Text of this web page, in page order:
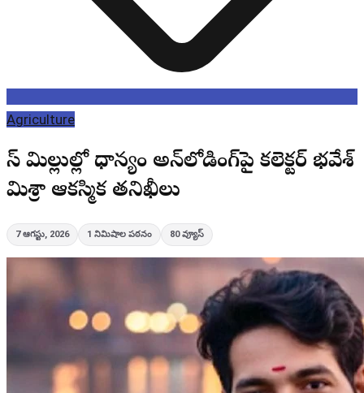
Agriculture
రైస్ మిల్లుల్లో ధాన్యం అన్‌లోడింగ్‌పై కలెక్టర్ భవేశ్
మిశ్రా ఆకస్మిక తనిఖీలు
7 ఆగస్టు, 2026 1 నిమిషాల పఠనం 80 వ్యూస్